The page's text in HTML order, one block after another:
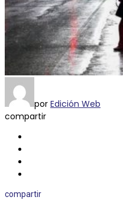
por Edición Web
compartir
compartir